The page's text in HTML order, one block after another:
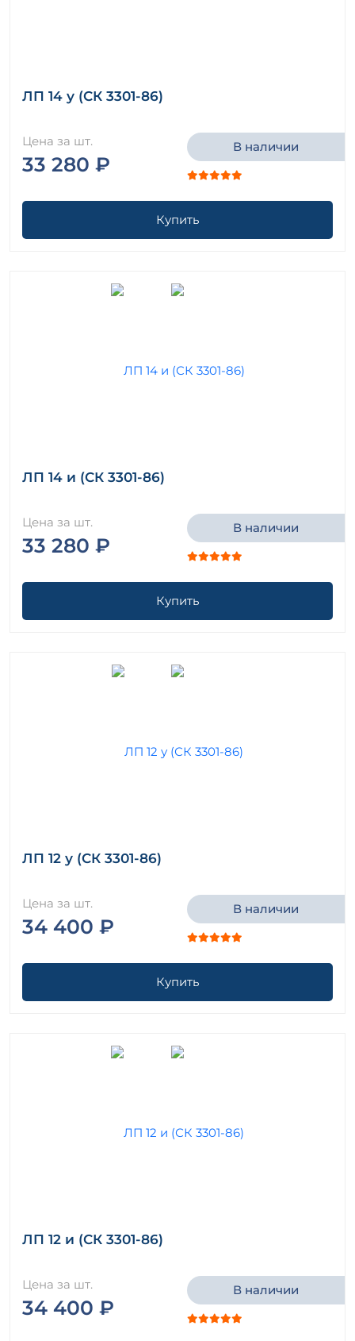
ЛП 14 у (СК 3301-86)
Цена за шт.
33 280 ₽
В наличии
Купить
ЛП 14 и (СК 3301-86)
Цена за шт.
33 280 ₽
В наличии
Купить
ЛП 12 у (СК 3301-86)
Цена за шт.
34 400 ₽
В наличии
Купить
ЛП 12 и (СК 3301-86)
Цена за шт.
34 400 ₽
В наличии